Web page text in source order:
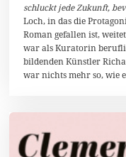
u
a
r
2
2
5
schluckt jede Zukunft,
Loch, in das die
Roman gefallen ist,
war als Kuratorin
bildenden Künstler
war nichts mehr so, wie